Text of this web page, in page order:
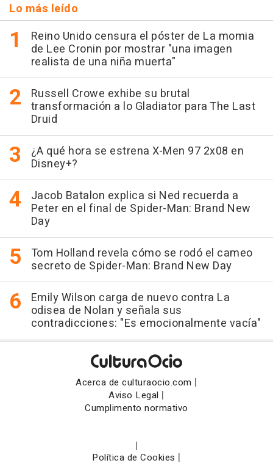
Lo más leído
Reino Unido censura el póster de La momia
de Lee Cronin por mostrar "una imagen
realista de una niña muerta"
Russell Crowe exhibe su brutal
transformación a lo Gladiator para The Last
Druid
¿A qué hora se estrena X-Men 97 2x08 en
Disney+?
Jacob Batalon explica si Ned recuerda a
Peter en el final de Spider-Man: Brand New
Day
Tom Holland revela cómo se rodó el cameo
secreto de Spider-Man: Brand New Day
Emily Wilson carga de nuevo contra La
odisea de Nolan y señala sus
contradicciones: "Es emocionalmente vacía"
Acerca de culturaocio.com |
Aviso Legal |
Cumplimento normativo
|
Política de Cookies |